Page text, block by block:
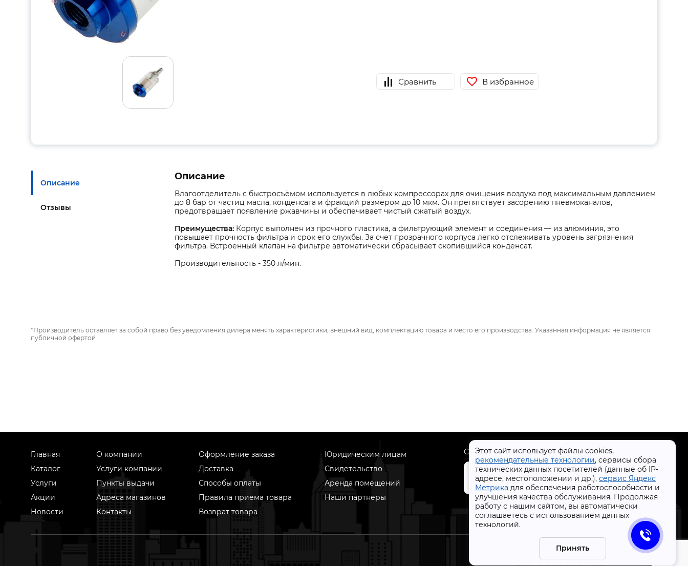
Этот сайт использует файлы cookies,
рекомендательные технологии, сервисы сбора
технических данных посетителей (данные об IP-
адресе, местоположении и др.), сервис Яндекс
Метрика для обеспечения работоспособности и
улучшения качества обслуживания. Продолжая
работу с нашим сайтом, вы автоматически
соглашаетесь с использованием данных
технологий.
Принять
Сравнить В избранное
Описание
Отзывы
Описание
Влагоотделитель с быстросъёмом используется в любых компрессорах для очищения воздуха под максимальным давлением
до 8 бар от частиц масла, конденсата и фракций размером до 10 мкм. Он препятствует засорению пневмоканалов,
предотвращает появление ржавчины и обеспечивает чистый сжатый воздух.
Преимущества: Корпус выполнен из прочного пластика, а фильтрующий элемент и соединения — из алюминия, это
повышает прочность фильтра и срок его службы. За счет прозрачного корпуса легко отслеживать уровень загрязнения
фильтра. Встроенный клапан на фильтре автоматически сбрасывает скопившийся конденсат.
Производительность - 350 л/мин.
*Производитель оставляет за собой право без уведомления дилера менять характеристики, внешний вид, комплектацию товара и место его производства. Указанная информация не является
публичной офертой
Главная
Каталог
Услуги
Акции
Новости
О компании
Услуги компании
Пункты выдачи
Адреса магазинов
Контакты
Оформление заказа
Доставка
Способы оплаты
Правила приема товара
Возврат товара
Юридическим лицам
Свидетельство
Аренда помещений
Наши партнеры
Скачать приложение
+7 (4832) 31-77-77